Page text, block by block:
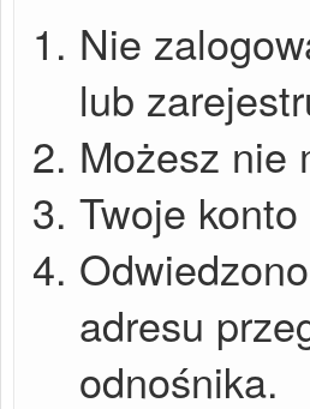
Nie
lub
Możesz nie
Twoje
adresu
odnośnika.